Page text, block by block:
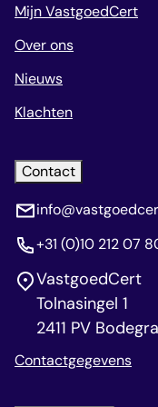
Mijn VastgoedCert
Over ons
Nieuws
Klachten
Contact
+31 (0)10 212 07
VastgoedCert
Tolnasingel 1
2411 PV
Contactgegevens